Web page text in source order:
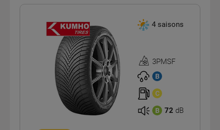
4 saisons
Homologation
3PMSF
3PMSF
B
C
B 72 dB